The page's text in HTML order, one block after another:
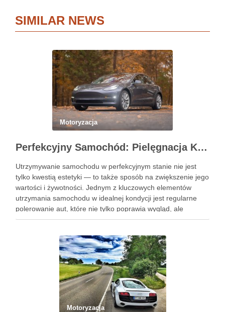
SIMILAR NEWS
Motoryzacja
Perfekcyjny Samochód: Pielęgnacja Krok po Kroku
Utrzymywanie samochodu w perfekcyjnym stanie nie jest
tylko kwestią estetyki — to także sposób na zwiększenie jego
wartości i żywotności. Jednym z kluczowych elementów
utrzymania samochodu w idealnej kondycji jest regularne
polerowanie aut, które nie tylko poprawia wygląd, ale
również chroni lakier. Poniżej znajdziesz kompleksowy
Motoryzacja